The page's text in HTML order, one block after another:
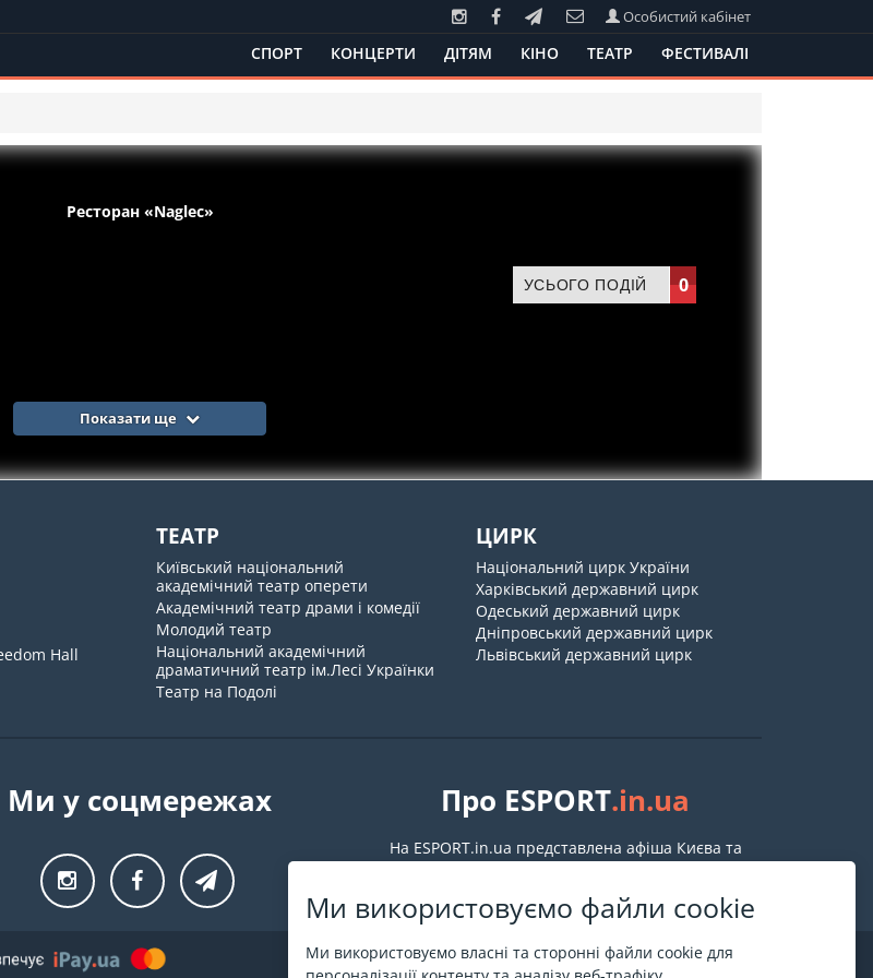
Ми використовуємо файли cookie
Ми використовуємо власні та сторонні файли cookie для
Особистий кабінет
СПОРТ КОНЦЕРТИ ДІТЯМ КІНО ТЕАТР ФЕСТИВАЛІ
Ресторан «Naglec»
УСЬОГО ПОДІЙ 0
Показати ще
Hall
ТЕАТР
Київський національний
академічний театр оперети
Академічний театр драми і комедії
Молодий театр
Національний академічний
драматичний театр ім.Лесі Українки
Театр на Подолі
ЦИРК
Національний цирк України
Харківський державний цирк
Одеський державний цирк
Дніпровський державний цирк
Львівський державний цирк
Ми у соцмережах Про ESPORT.in.ua
На ESPORT.in.ua представлена афіша Києва та